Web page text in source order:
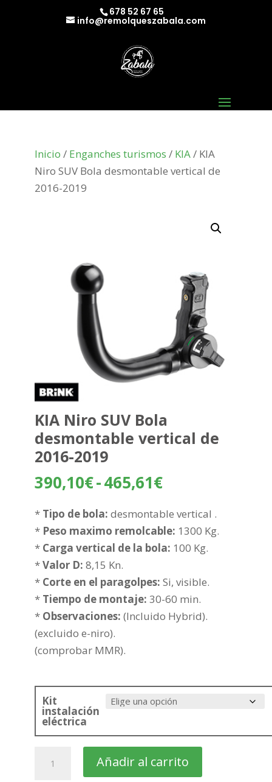
678 52 67 65
info@remolqueszabala.com
Inicio / Enganches turismos / KIA/ KIA
Niro SUV Bola desmontable vertical de
2016-2019
KIA Niro SUV Bola
desmontable vertical de
2016-2019
390,10€-465,61€Rango
precios:
desde
390,10€
465,61€
* Tipo de bola: desmontable vertical .
* Peso maximo remolcable: 1300 Kg.
* Carga vertical de la bola: 100 Kg.
*Valor D: 8,15 Kn.
* Corte en el paragolpes: Si, visible.
* Tiempo de montaje: 30-60 min.
* Observaciones: (Incluido Hybrid).
(excluido e-niro).
(comprobar MMR).
Kit
instalación
eléctrica
Niro
Añadir al carrito